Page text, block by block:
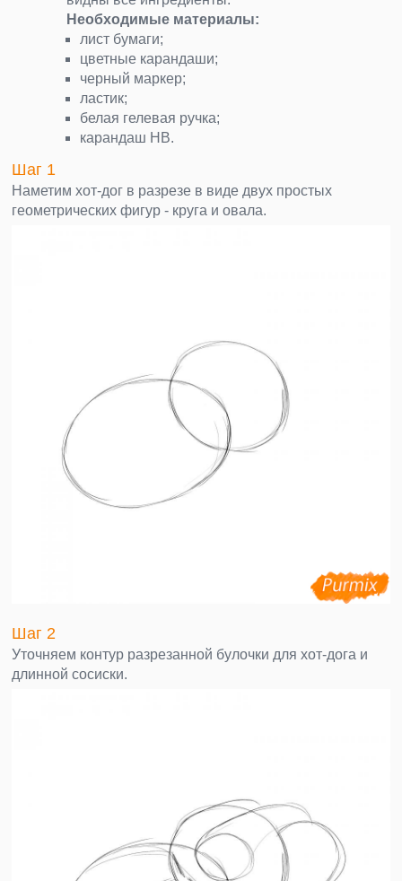
Необходимые материалы:
лист бумаги;
цветные карандаши;
черный маркер;
ластик;
белая гелевая ручка;
карандаш НВ.
Шаг 1
Наметим хот-дог в разрезе в виде двух простых
геометрических фигур - круга и овала.
Шаг 2
Уточняем контур разрезанной булочки для хот-дога и
длинной сосиски.